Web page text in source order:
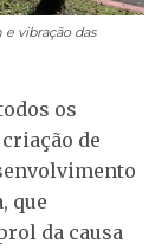
vibração das
os
de
que
da causa